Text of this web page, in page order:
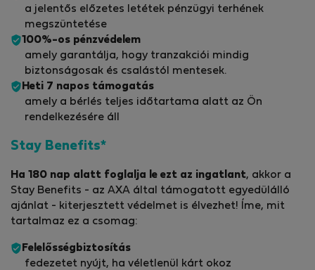
a jelentős előzetes letétek pénzügyi terhének
megszüntetése
100%-os pénzvédelem
amely garantálja, hogy tranzakciói mindig
biztonságosak és csalástól mentesek.
Heti 7 napos támogatás
amely a bérlés teljes időtartama alatt az Ön
rendelkezésére áll
Stay Benefits*
Ha 180 nap alatt foglalja le ezt az ingatlant, akkor a
Stay Benefits - az AXA által támogatott egyedülálló
ajánlat - kiterjesztett védelmet is élvezhet! Íme, mit
tartalmaz ez a csomag:
Felelősségbiztosítás
fedezetet nyújt, ha véletlenül kárt okoz